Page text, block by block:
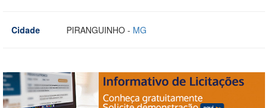
Cidade PIRANGUINHO - MG